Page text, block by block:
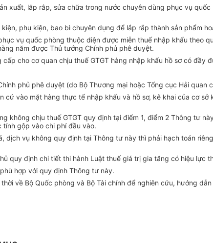
xuất, lắp rắp, sửa chữa trong nước chuyên dùng phục vụ
phụ kiện, bao bì chuyên dụng để lắp rắp thành sản phẩm
vụ quốc phòng thuộc diện được miễn thuế nhập khẩu theo
năm được Thủ tướng Chính phủ phê duyệt.
cho cơ quan chịu thuế GTGT hàng nhập khẩu hồ sơ có đầy
phủ phê duyệt (do Bộ Thương mại hoặc Tổng cục Hải quan
vào mặt hàng thực tế nhập khẩu và hồ sơ, kê khai của cơ
chịu thuế GTGT quy định tại điểm 1, điểm 2 Thông tư
tính gộp vào chi phí đầu vào.
vụ không quy định tại Thông tư này thì phải hạch toán
quy định chi tiết thi hành Luật thuế giá trị gia tăng có hiệu lực
hợp với quy định Thông tư này.
về Bộ Quốc phòng và Bộ Tài chính để nghiên cứu, hướng dẫn